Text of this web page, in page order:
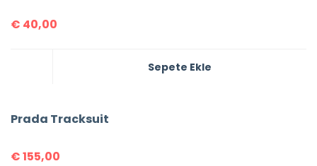
€ 40,00
Sepete Ekle
Prada Tracksuit
€155,00